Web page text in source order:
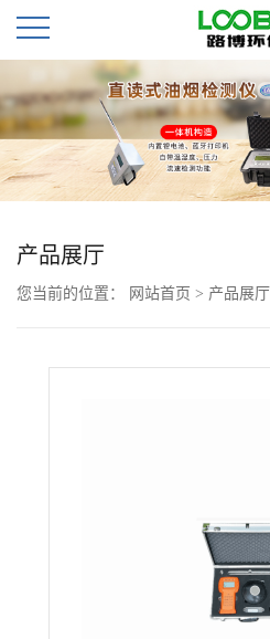
公
司
首
页
公
产品展厅
您当前的位置： 网站首页 > 产品展厅